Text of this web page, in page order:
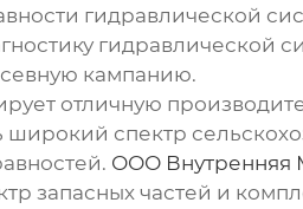
гидравлической
гидравлической
кампанию.
отличную
спектр
ООО Внутренняя
запасных частей и